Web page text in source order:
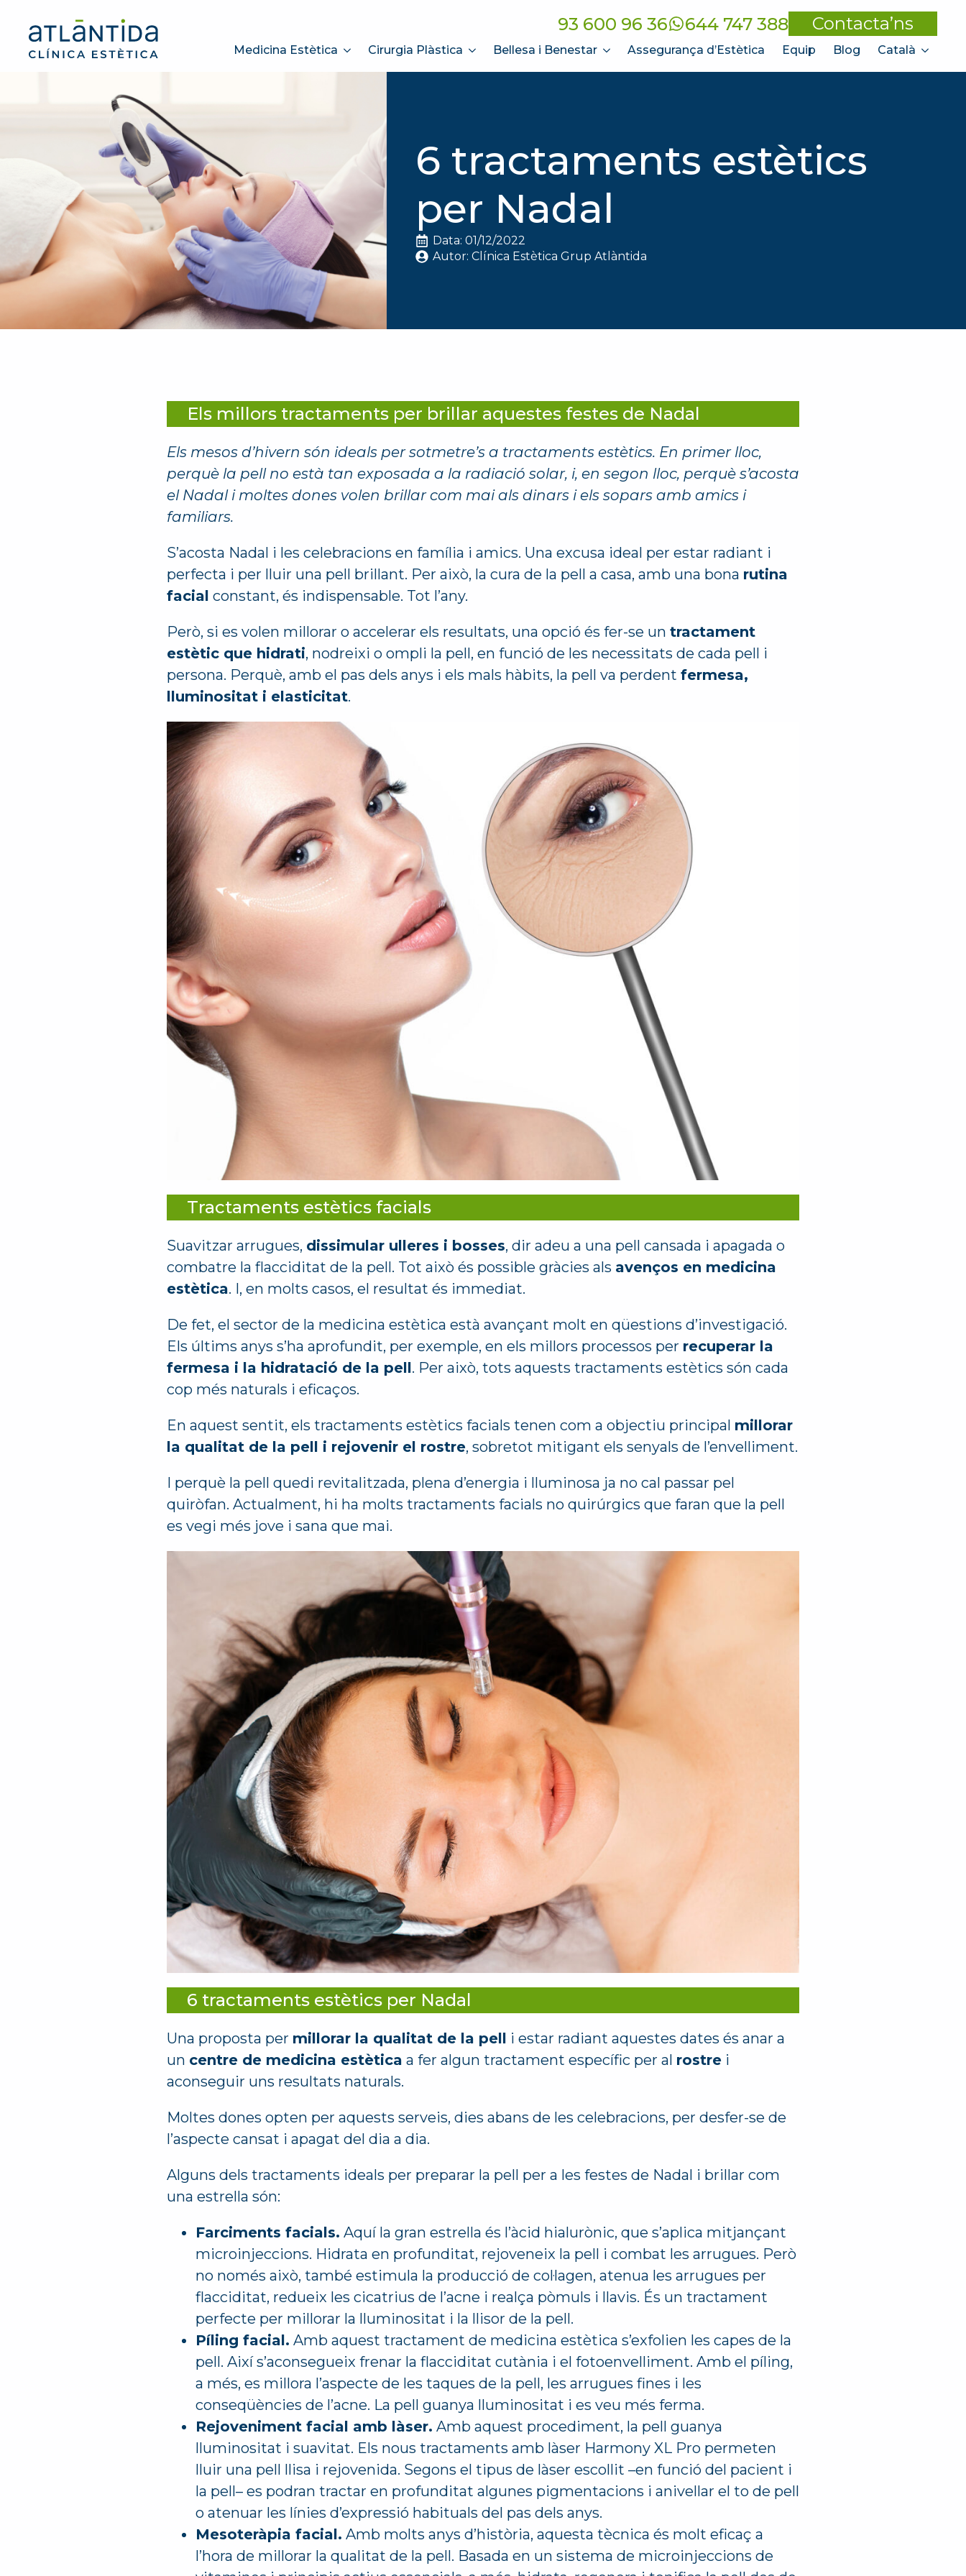
93 600 96 36 644 747 388 Contacta’ns
Medicina Estètica Cirurgia Plàstica Bellesa i Benestar Assegurança d’Estètica Equip Blog Català
6 tractaments estètics
per Nadal
Data: 01/12/2022
Autor: Clínica Estètica Grup Atlàntida
Els millors tractaments per brillar aquestes festes de Nadal
Els mesos d’hivern són ideals per sotmetre’s a tractaments estètics. En primer lloc,
perquè la pell no està tan exposada a la radiació solar, i, en segon lloc, perquè s’acosta
el Nadal i moltes dones volen brillar com mai als dinars i els sopars amb amics i
familiars.
S’acosta Nadal i les celebracions en família i amics. Una excusa ideal per estar radiant i
perfecta i per lluir una pell brillant. Per això, la cura de la pell a casa, amb una bona rutina
facial constant, és indispensable. Tot l’any.
Però, si es volen millorar o accelerar els resultats, una opció és fer-se un tractament
estètic que hidrati, nodreixi o ompli la pell, en funció de les necessitats de cada pell i
persona. Perquè, amb el pas dels anys i els mals hàbits, la pell va perdent fermesa,
lluminositat i elasticitat.
Tractaments estètics facials
Suavitzar arrugues, dissimular ulleres i bosses, dir adeu a una pell cansada i apagada o
combatre la flacciditat de la pell. Tot això és possible gràcies als avenços en medicina
estètica. I, en molts casos, el resultat és immediat.
De fet, el sector de la medicina estètica està avançant molt en qüestions d’investigació.
Els últims anys s’ha aprofundit, per exemple, en els millors processos per recuperar la
fermesa i la hidratació de la pell. Per això, tots aquests tractaments estètics són cada
cop més naturals i eficaços.
En aquest sentit, els tractaments estètics facials tenen com a objectiu principal millorar
la qualitat de la pell i rejovenir el rostre, sobretot mitigant els senyals de l’envelliment.
I perquè la pell quedi revitalitzada, plena d’energia i lluminosa ja no cal passar pel
quiròfan. Actualment, hi ha molts tractaments facials no quirúrgics que faran que la pell
es vegi més jove i sana que mai.
6 tractaments estètics per Nadal
Una proposta per millorar la qualitat de la pell i estar radiant aquestes dates és anar a
un centre de medicina estètica a fer algun tractament específic per al rostre i
aconseguir uns resultats naturals.
Moltes dones opten per aquests serveis, dies abans de les celebracions, per desfer-se de
l’aspecte cansat i apagat del dia a dia.
Alguns dels tractaments ideals per preparar la pell per a les festes de Nadal i brillar com
una estrella són:
Farciments facials. Aquí la gran estrella és l’àcid hialurònic, que s’aplica mitjançant
microinjeccions. Hidrata en profunditat, rejoveneix la pell i combat les arrugues. Però
no només això, també estimula la producció de col·lagen, atenua les arrugues per
flacciditat, redueix les cicatrius de l’acne i realça pòmuls i llavis. És un tractament
perfecte per millorar la lluminositat i la llisor de la pell.
Píling facial. Amb aquest tractament de medicina estètica s’exfolien les capes de la
pell. Així s’aconsegueix frenar la flacciditat cutània i el fotoenvelliment. Amb el píling,
a més, es millora l’aspecte de les taques de la pell, les arrugues fines i les
conseqüències de l’acne. La pell guanya lluminositat i es veu més ferma.
Rejoveniment facial amb làser. Amb aquest procediment, la pell guanya
lluminositat i suavitat. Els nous tractaments amb làser Harmony XL Pro permeten
lluir una pell llisa i rejovenida. Segons el tipus de làser escollit –en funció del pacient i
la pell– es podran tractar en profunditat algunes pigmentacions i anivellar el to de pell
o atenuar les línies d’expressió habituals del pas dels anys.
Mesoteràpia facial. Amb molts anys d’història, aquesta tècnica és molt eficaç a
l’hora de millorar la qualitat de la pell. Basada en un sistema de microinjeccions de